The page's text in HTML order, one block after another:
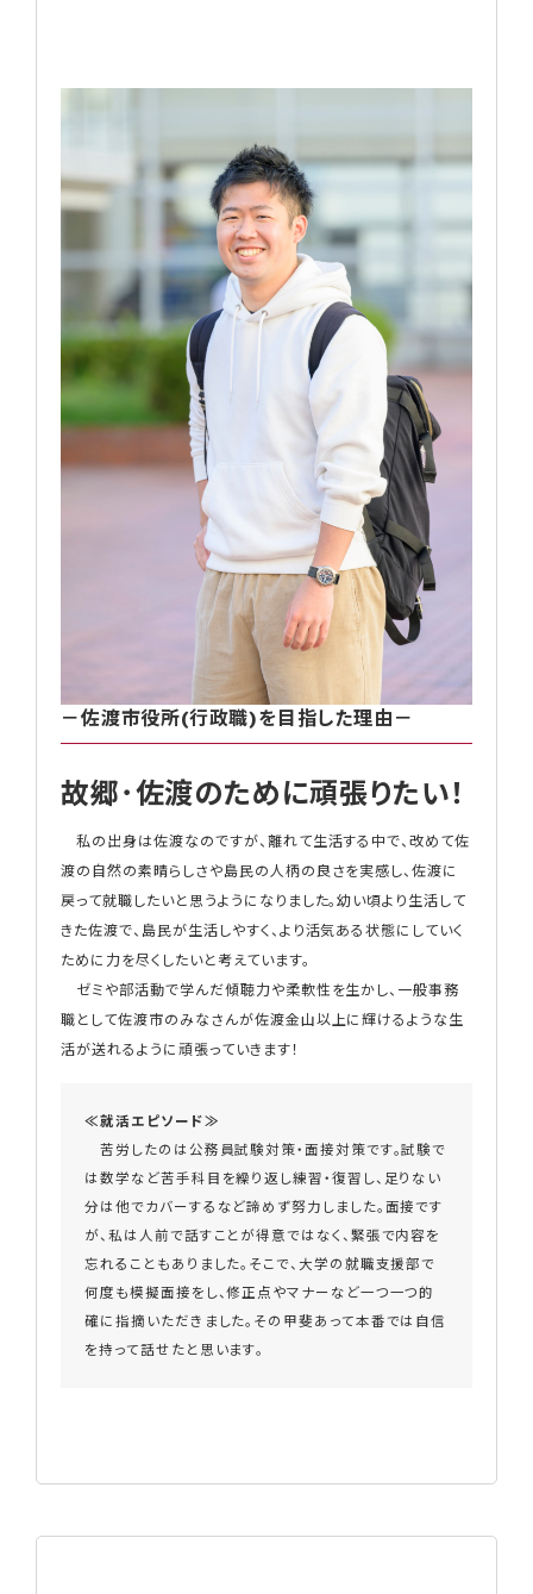
－佐渡市役所(行政職)を目指した理由－
故郷･佐渡のために頑張りたい！
私の出身は佐渡なのですが、離れて生活する中で、改めて佐
渡の自然の素晴らしさや島民の人柄の良さを実感し、佐渡に
戻って就職したいと思うようになりました。幼い頃より生活して
きた佐渡で、島民が生活しやすく、より活気ある状態にしていく
ために力を尽くしたいと考えています。
ゼミや部活動で学んだ傾聴力や柔軟性を生かし、一般事務
職として佐渡市のみなさんが佐渡金山以上に輝けるような生
活が送れるように頑張っていきます！
≪就活エピソード≫
苦労したのは公務員試験対策・面接対策です。試験で
は数学など苦手科目を繰り返し練習・復習し、足りない
分は他でカバーするなど諦めず努力しました。面接です
が、私は人前で話すことが得意ではなく、緊張で内容を
忘れることもありました。そこで、大学の就職支援部で
何度も模擬面接をし、修正点やマナーなど一つ一つ的
確に指摘いただきました。その甲斐あって本番では自信
を持って話せたと思います。